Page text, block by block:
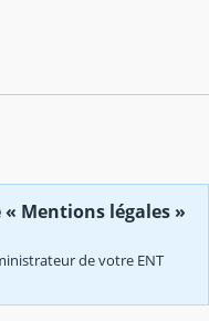
Mentions légales »
de votre ENT